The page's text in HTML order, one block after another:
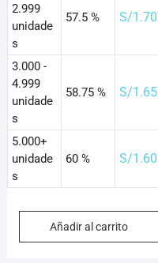
2.999
unidade
s
57.5 % S/1.70
3.000 -
4.999
unidade
s
58.75 % S/1.65
5.000+
unidade
s
60 % S/1.60
Añadir al carrito